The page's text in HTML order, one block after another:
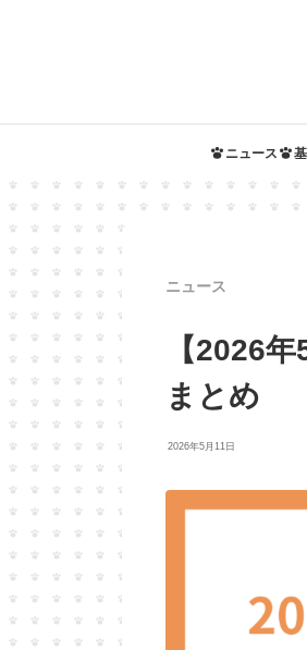
ニュース
ニュース
【2026
まとめ
2026年5月11日